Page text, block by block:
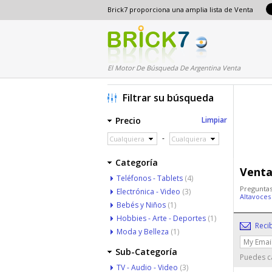
Brick7 proporciona una amplia lista de Venta
El Motor De Búsqueda De Argentina Venta
Puedes
Filtrar su búsqueda
Precio Limpiar
Cualquiera - Cualquiera
Categoría
Teléfonos - Tablets (4)
Electrónica - Video (3)
Bebés y Niños (1)
Hobbies - Arte - Deportes (1)
Moda y Belleza (1)
Sub-Categoría
TV - Audio - Video (3)